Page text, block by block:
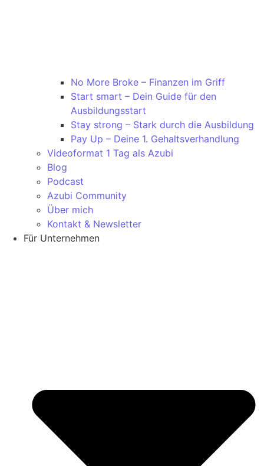
No More Broke – Finanzen im Griff
Start smart – Dein Guide für den
Ausbildungsstart
Stay strong – Stark durch die Ausbildung
Pay Up – Deine 1. Gehaltsverhandlung
Videoformat 1 Tag als Azubi
Blog
Podcast
Azubi Community
Über mich
Kontakt & Newsletter
Für Unternehmen